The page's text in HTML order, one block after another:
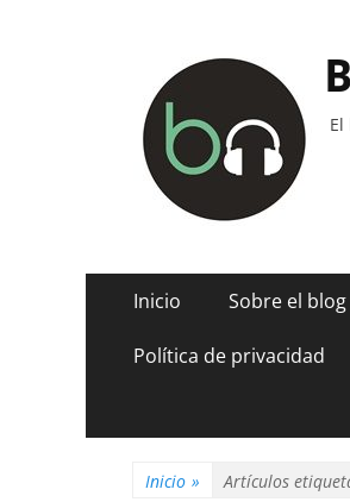
Menú
Saltar
contenido
Inicio Sobre el blog
Política de privacidad
Inicio » Artículos